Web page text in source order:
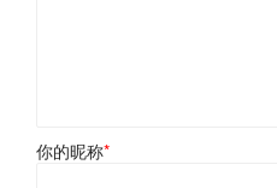
你的昵称*